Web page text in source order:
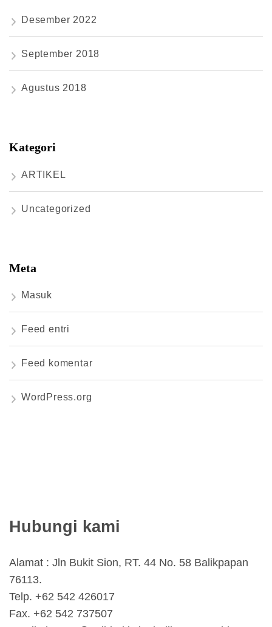
Desember 2022
September 2018
Agustus 2018
Kategori
ARTIKEL
Uncategorized
Meta
Masuk
Feed entri
Feed komentar
WordPress.org
Hubungi kami
Alamat : Jln Bukit Sion, RT. 44 No. 58 Balikpapan
76113.
Telp. +62 542 426017
Fax. +62 542 737507